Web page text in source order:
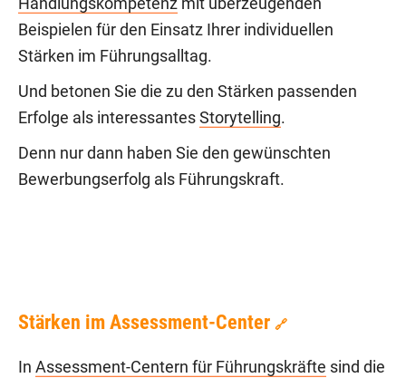
Handlungskompetenz mit überzeugenden
Beispielen für den Einsatz Ihrer individuellen
Stärken im Führungsalltag.
Und betonen Sie die zu den Stärken passenden
Erfolge als interessantes Storytelling.
Denn nur dann haben Sie den gewünschten
Bewerbungserfolg als Führungskraft.
Stärken im Assessment-Center 🔗
In Assessment-Centern für Führungskräfte sind die